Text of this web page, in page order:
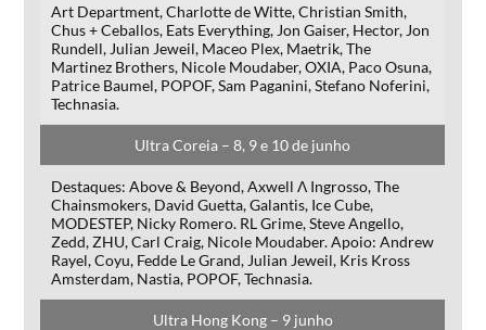
Art Department, Charlotte de Witte, Christian Smith,
Chus + Ceballos, Eats Everything, Jon Gaiser, Hector, Jon
Rundell, Julian Jeweil, Maceo Plex, Maetrik, The
Martinez Brothers, Nicole Moudaber, OXIA, Paco Osuna,
Patrice Baumel, POPOF, Sam Paganini, Stefano Noferini,
Technasia.
Ultra Coreia – 8, 9 e 10 de junho
Destaques: Above & Beyond, Axwell Λ Ingrosso, The
Chainsmokers, David Guetta, Galantis, Ice Cube,
MODESTEP, Nicky Romero. RL Grime, Steve Angello,
Zedd, ZHU, Carl Craig, Nicole Moudaber. Apoio: Andrew
Rayel, Coyu, Fedde Le Grand, Julian Jeweil, Kris Kross
Amsterdam, Nastia, POPOF, Technasia.
Ultra Hong Kong – 9 junho